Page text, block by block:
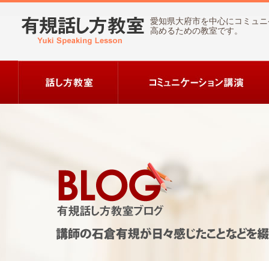
愛知県大府市を中心にコミュ
高めるための教室です。